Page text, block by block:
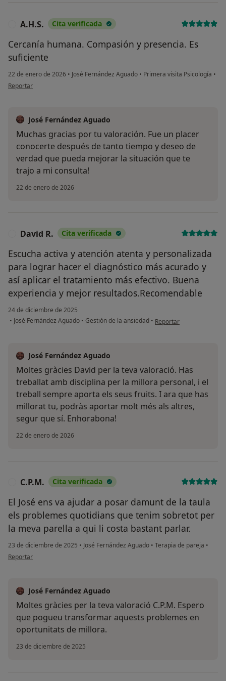
A.H.S. Cita verificada
Cercanía humana. Compasión y presencia. Es
suficiente
22 de enero de 2026 • José Fernández Aguado • Primera visita Psicología •
en opinión del usuario A.H.S.
Reportar
José Fernández Aguado
Muchas gracias por tu valoración. Fue un placer
conocerte después de tanto tiempo y deseo de
verdad que pueda mejorar la situación que te
trajo a mi consulta!
22 de enero de 2026
David R. Cita verificada
Escucha activa y atención atenta y personalizada
para lograr hacer el diagnóstico más acurado y
así aplicar el tratamiento más efectivo. Buena
experiencia y mejor resultados.Recomendable
24 de diciembre de 2025
• José Fernández Aguado • Gestión de la ansiedad • en opinión del usuario
Reportar
José Fernández Aguado
Moltes gràcies David per la teva valoració. Has
treballat amb disciplina per la millora personal, i el
treball sempre aporta els seus fruits. I ara que has
millorat tu, podràs aportar molt més als altres,
segur que sí. Enhorabona!
22 de enero de 2026
C.P.M. Cita verificada
El José ens va ajudar a posar damunt de la taula
els problemes quotidians que tenim sobretot per
la meva parella a qui li costa bastant parlar.
23 de diciembre de 2025 • José Fernández Aguado • Terapia de pareja •
en opinión del usuario C.P.M.
Reportar
José Fernández Aguado
Moltes gràcies per la teva valoració C.P.M. Espero
que pogueu transformar aquests problemes en
oportunitats de millora.
23 de diciembre de 2025